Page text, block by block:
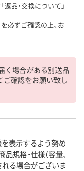
返品・交換について」
を必ずご確認の上、お
く場合がある別送品
ご確認をお願い致し
表示するよう努め
規格・仕様（容量、
れる場合がございま